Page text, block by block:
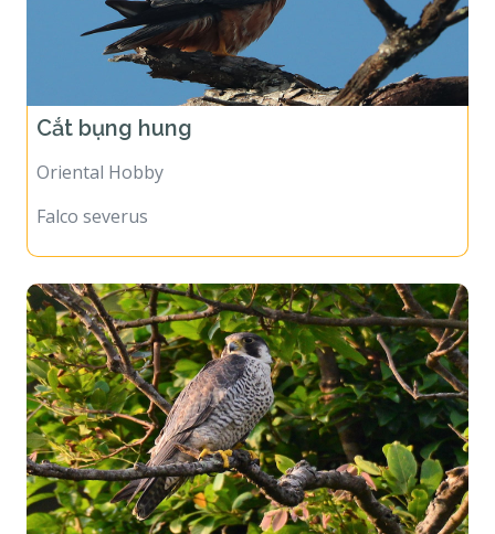
Cắt bụng hung
Oriental Hobby
Falco severus